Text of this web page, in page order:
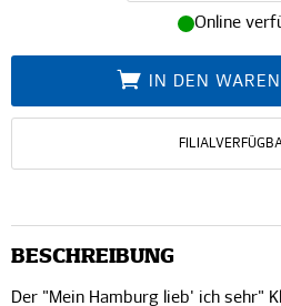
Online
IN DEN
BESCHREIBUNG
Der "Mein Hamburg lieb' ich sehr"